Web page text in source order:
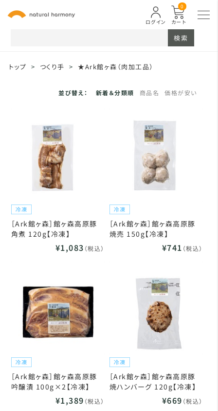
カート
0
ログイン
検索
トップ > つくり手 > ★Ark館ヶ森（肉加工品）
並び替え： 新着＆分類順 商品名 価格が安い
［Ark館ヶ森］館ヶ森高原豚
角煮 120g【冷凍】
¥1,083 （税込）
［Ark館ヶ森］館ヶ森高原豚
焼売 150g【冷凍】
¥741 （税込）
［Ark館ヶ森］館ヶ森高原豚
吟醸漬 100g×2【冷凍】
¥1,389 （税込）
［Ark館ヶ森］館ヶ森高原豚
焼ハンバーグ 120g【冷凍】
¥669 （税込）